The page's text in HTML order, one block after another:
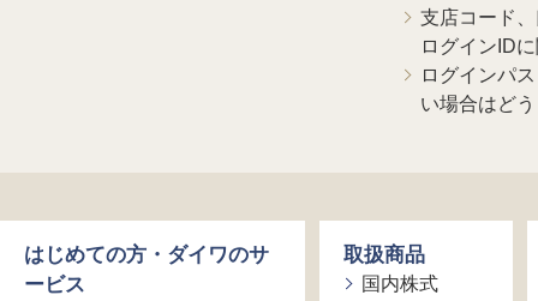
支店コード
ログインID
ログインパ
い場合はど
はじめての方・ダイワのサ
ービス
取扱商品
国内株式